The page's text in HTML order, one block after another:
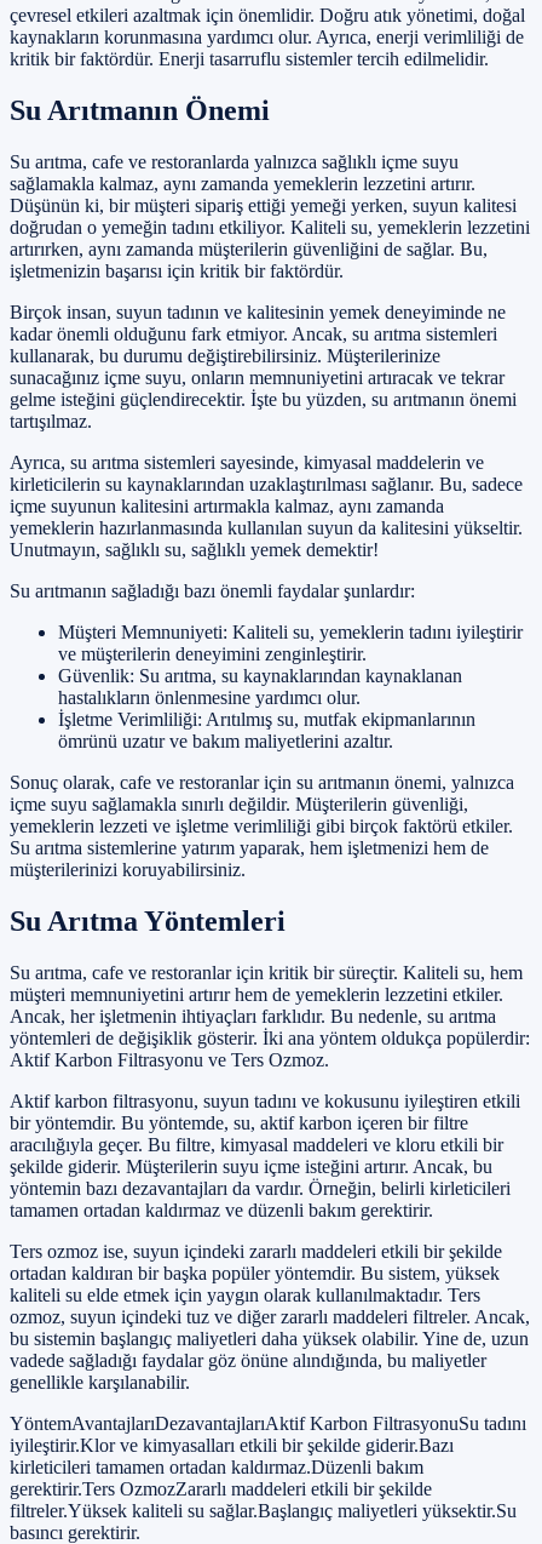
çevresel etkileri azaltmak için önemlidir. Doğru atık yönetimi, doğal
kaynakların korunmasına yardımcı olur. Ayrıca, enerji verimliliği de
kritik bir faktördür. Enerji tasarruflu sistemler tercih edilmelidir.
Su Arıtmanın Önemi
Su arıtma, cafe ve restoranlarda yalnızca sağlıklı içme suyu
sağlamakla kalmaz, aynı zamanda yemeklerin lezzetini artırır.
Düşünün ki, bir müşteri sipariş ettiği yemeği yerken, suyun kalitesi
doğrudan o yemeğin tadını etkiliyor. Kaliteli su, yemeklerin lezzetini
artırırken, aynı zamanda müşterilerin güvenliğini de sağlar. Bu,
işletmenizin başarısı için kritik bir faktördür.
Birçok insan, suyun tadının ve kalitesinin yemek deneyiminde ne
kadar önemli olduğunu fark etmiyor. Ancak, su arıtma sistemleri
kullanarak, bu durumu değiştirebilirsiniz. Müşterilerinize
sunacağınız içme suyu, onların memnuniyetini artıracak ve tekrar
gelme isteğini güçlendirecektir. İşte bu yüzden, su arıtmanın önemi
tartışılmaz.
Ayrıca, su arıtma sistemleri sayesinde, kimyasal maddelerin ve
kirleticilerin su kaynaklarından uzaklaştırılması sağlanır. Bu, sadece
içme suyunun kalitesini artırmakla kalmaz, aynı zamanda
yemeklerin hazırlanmasında kullanılan suyun da kalitesini yükseltir.
Unutmayın, sağlıklı su, sağlıklı yemek demektir!
Su arıtmanın sağladığı bazı önemli faydalar şunlardır:
Müşteri Memnuniyeti: Kaliteli su, yemeklerin tadını iyileştirir
ve müşterilerin deneyimini zenginleştirir.
Güvenlik: Su arıtma, su kaynaklarından kaynaklanan
hastalıkların önlenmesine yardımcı olur.
İşletme Verimliliği: Arıtılmış su, mutfak ekipmanlarının
ömrünü uzatır ve bakım maliyetlerini azaltır.
Sonuç olarak, cafe ve restoranlar için su arıtmanın önemi, yalnızca
içme suyu sağlamakla sınırlı değildir. Müşterilerin güvenliği,
yemeklerin lezzeti ve işletme verimliliği gibi birçok faktörü etkiler.
Su arıtma sistemlerine yatırım yaparak, hem işletmenizi hem de
müşterilerinizi koruyabilirsiniz.
Su Arıtma Yöntemleri
Su arıtma, cafe ve restoranlar için kritik bir süreçtir. Kaliteli su, hem
müşteri memnuniyetini artırır hem de yemeklerin lezzetini etkiler.
Ancak, her işletmenin ihtiyaçları farklıdır. Bu nedenle, su arıtma
yöntemleri de değişiklik gösterir. İki ana yöntem oldukça popülerdir:
Aktif Karbon Filtrasyonu ve Ters Ozmoz.
Aktif karbon filtrasyonu, suyun tadını ve kokusunu iyileştiren etkili
bir yöntemdir. Bu yöntemde, su, aktif karbon içeren bir filtre
aracılığıyla geçer. Bu filtre, kimyasal maddeleri ve kloru etkili bir
şekilde giderir. Müşterilerin suyu içme isteğini artırır. Ancak, bu
yöntemin bazı dezavantajları da vardır. Örneğin, belirli kirleticileri
tamamen ortadan kaldırmaz ve düzenli bakım gerektirir.
Ters ozmoz ise, suyun içindeki zararlı maddeleri etkili bir şekilde
ortadan kaldıran bir başka popüler yöntemdir. Bu sistem, yüksek
kaliteli su elde etmek için yaygın olarak kullanılmaktadır. Ters
ozmoz, suyun içindeki tuz ve diğer zararlı maddeleri filtreler. Ancak,
bu sistemin başlangıç maliyetleri daha yüksek olabilir. Yine de, uzun
vadede sağladığı faydalar göz önüne alındığında, bu maliyetler
genellikle karşılanabilir.
YöntemAvantajlarıDezavantajlarıAktif Karbon FiltrasyonuSu tadını
iyileştirir.Klor ve kimyasalları etkili bir şekilde giderir.Bazı
kirleticileri tamamen ortadan kaldırmaz.Düzenli bakım
gerektirir.Ters OzmozZararlı maddeleri etkili bir şekilde
filtreler.Yüksek kaliteli su sağlar.Başlangıç maliyetleri yüksektir.Su
basıncı gerektirir.